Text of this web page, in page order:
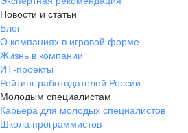
pr@dv.hh.ru
Новосибирск
ул. Большевистская, д. 35,
помещение 21
+7 383 207-94-64
pr@nsk.hh.ru
Новости и статьи
Блог
О компаниях в игровой форме
Жизнь в компании
ИТ-проекты
Рейтинг работодателей России
Молодым специалистам
Карьера для молодых специалистов
Школа программистов